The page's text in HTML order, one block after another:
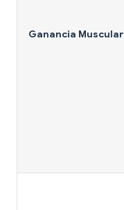
Ganancia Muscular